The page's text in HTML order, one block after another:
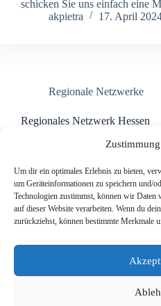
Um dir ein optimales Erlebnis zu bieten,
um Geräteinformationen zu speichern und/
Technologien zustimmst, können wir Daten
auf dieser Website verarbeiten. Wenn du
zurückziehst, können bestimmte Merkmale
schicken Sie uns einfach eine
akpietra
17. April
Regionale Netzwerke
Regionales Netzwerk Hessen
Ansprechpartnerin: Anne-
Protokolle und Unterlagen: Wir
Arbeitsergebnisse jeweils in
Verfügung.
akpietra
17. April
Impressum &